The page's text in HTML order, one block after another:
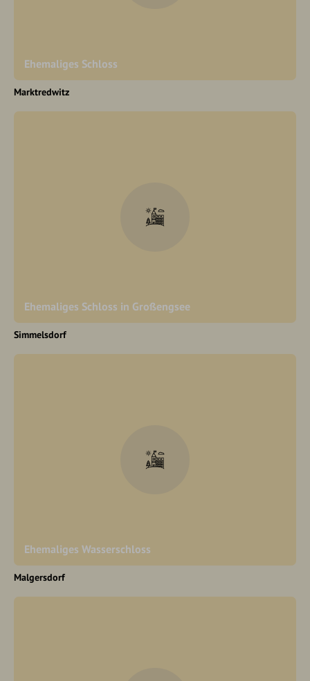
Ehemaliges Schloss
Marktredwitz
Ehemaliges Schloss in Großengsee
Simmelsdorf
Ehemaliges Wasserschloss
Malgersdorf